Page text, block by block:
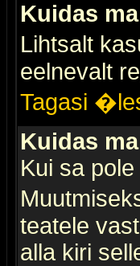
Kuidas
Lihtsalt
eelnevalt
Tagasi
Kuidas
Kui sa
teatele
alla kiri